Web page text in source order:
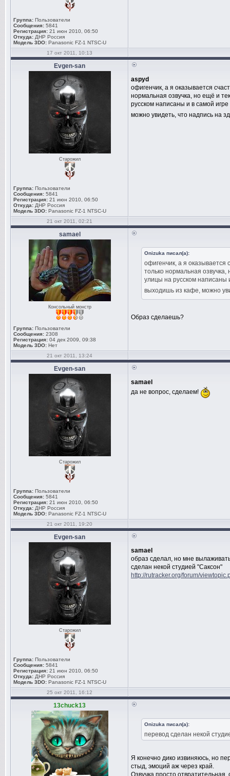
Группа: Пользователи
Сообщения: 5841
Регистрация: 21 июн 2010, 06:50
Откуда: ДНР Россия
Модель 3DO: Panasonic FZ-1 NTSC-U
17 окт 2011, 10:13
Evgen-san
Старожил
Группа: Пользователи
Сообщения: 5841
Регистрация: 21 июн 2010, 06:50
Откуда: ДНР Россия
Модель 3DO: Panasonic FZ-1 NTSC-U
aspyd
офигенчик, а я оказывается
нормальная озвучка, но ещё и
русском написаны и в самой
можно увидеть, что надпись на
21 окт 2011, 02:21
samael
Консольный монстр
Группа: Пользователи
Сообщения: 2308
Регистрация: 04 дек 2009, 09:38
Модель 3DO: Нет
Onizuka писал(а):
офигенчик, а я оказывается
только нормальная
улицы на русском написаны
выходишь из кафе, можно
Образ сделаешь?
21 окт 2011, 13:24
Evgen-san
Старожил
Группа: Пользователи
Сообщения: 5841
Регистрация: 21 июн 2010, 06:50
Откуда: ДНР Россия
Модель 3DO: Panasonic FZ-1 NTSC-U
samael
да не вопрос, сделаем!
21 окт 2011, 19:20
Evgen-san
Старожил
Группа: Пользователи
Сообщения: 5841
Регистрация: 21 июн 2010, 06:50
Откуда: ДНР Россия
Модель 3DO: Panasonic FZ-1 NTSC-U
samael
образ сделал, но мне
сделан некой студией "Саксон"
http://rutracker.org/forum/
25 окт 2011, 16:12
13chuck13
Onizuka писал(а):
перевод сделан некой
Я конечно дико извиняюсь, но
стыд, эмоций аж через край.
Озвучка просто